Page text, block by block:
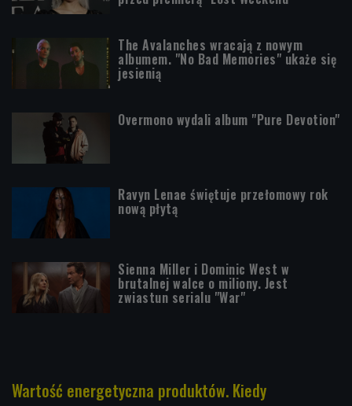
The Avalanches wracają z nowym
albumem. "No Bad Memories" ukaże się
jesienią
Overmono wydali album "Pure Devotion"
Ravyn Lenae świętuje przełomowy rok
nową płytą
Sienna Miller i Dominic West w
brutalnej walce o miliony. Jest
zwiastun serialu "War"
Wartość energetyczna produktów. Kiedy